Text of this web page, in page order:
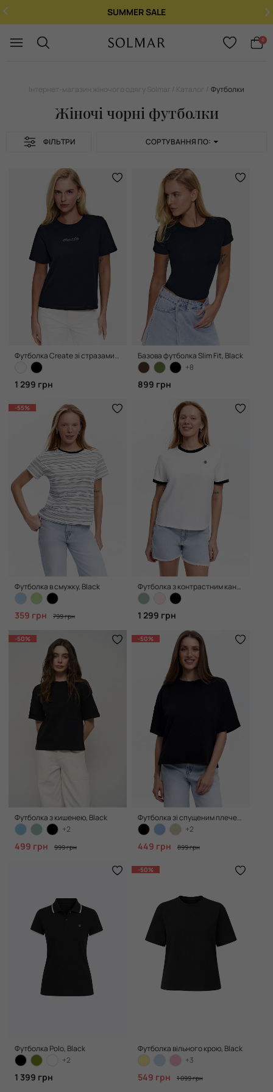
SUMMER SALE
0
Інтернет-магазин жіночого одягу Solmar Каталог Футболки
Жіночі чорні футболки
ФІЛЬТРИ СОРТУВАННЯ ПО:
Футболка Create зі стразами, Black
1 299 грн
Базова футболка Slim Fit, Black
+8
899 грн
-55%
Футболка в смужку, Black
359 грн 799 грн
Футболка з контрастним кантом і вишивкою, Black
1 299 грн
-50%
Футболка з кишенею, Black
+2
499 грн 999 грн
-50%
Футболка зі спущеним плечем, Black
+2
449 грн 899 грн
Футболка Polo, Black
+2
1 399 грн
-50%
Футболка вільного крою, Black
+3
549 грн 1 099 грн